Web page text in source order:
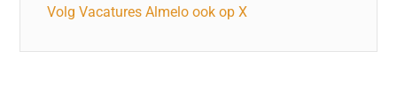
Volg Vacatures Almelo ook op X